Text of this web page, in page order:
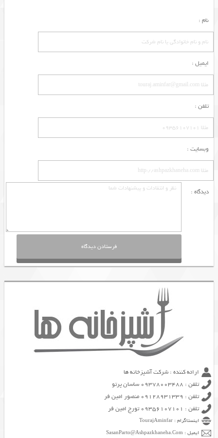
نام :
ایمیل :
تلفن :
وبسایت :
دیدگاه :
ارائه کننده : شرکت آشپزخانه ها
تلفن : 09378003488 ساسان پرتو
تلفن : 09128931339 منصور امین فر
تلفن : 09356107101 تورج امین فر
اینستاگرام : TourajAminfar
ایمیل : SasanParto@Ashpazkhaneha.Com